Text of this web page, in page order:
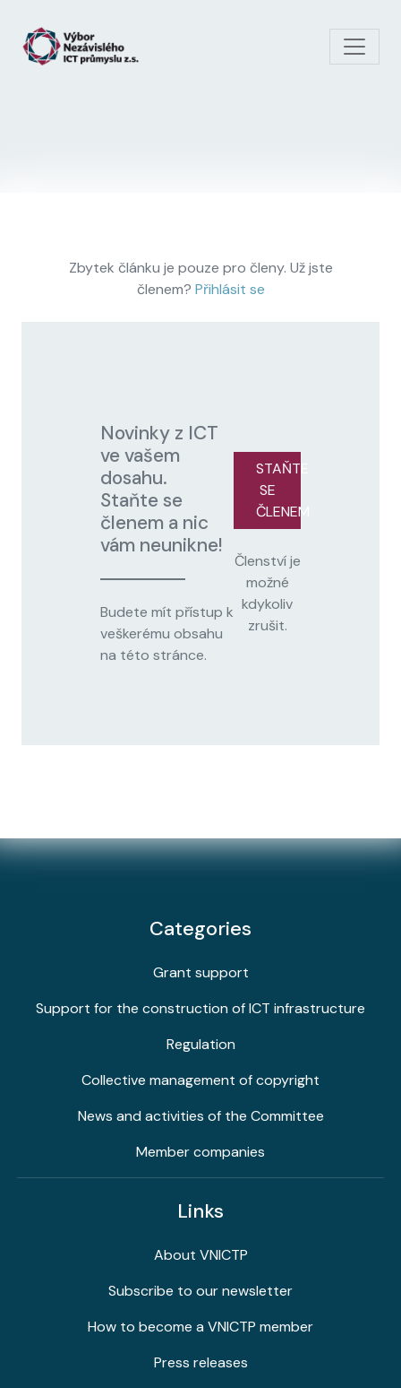
Zbytek článku je pouze pro členy. Už jste
členem? Přihlásit se
Novinky z ICT
ve vašem
dosahu.
Staňte se
členem a nic
vám neunikne!
Budete mít přístup k
veškerému obsahu
na této stránce.
STAŇTE
SE
ČLENEM
Členství je
možné
kdykoliv
zrušit.
Categories
Grant support
Support for the construction of ICT infrastructure
Regulation
Collective management of copyright
News and activities of the Committee
Member companies
Links
About VNICTP
Subscribe to our newsletter
How to become a VNICTP member
Press releases